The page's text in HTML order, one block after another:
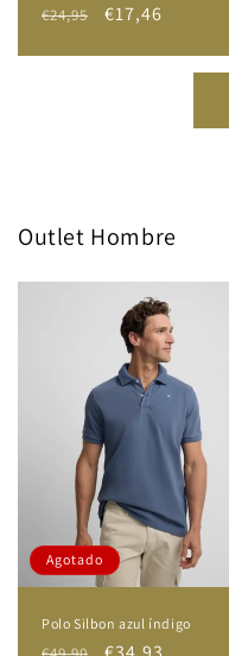
Precio
€24,95
Precio
€17,46
Outlet Hombre
Agotado
Polo Silbon azul índigo